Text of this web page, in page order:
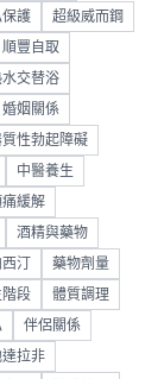
保護 超級威而鋼
順豐自取
水交替浴
婚姻關係
質性勃起障礙
中醫養生
痛緩解
酒精與藥物
汀 藥物劑量
階段 體質調理
伴侶關係
達拉非